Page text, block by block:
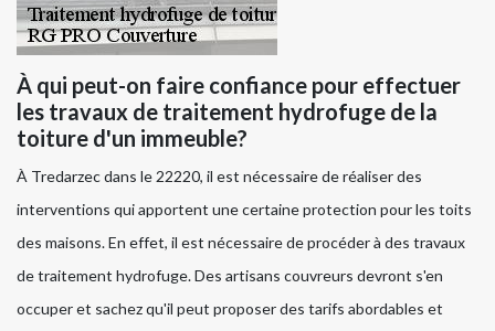
À qui peut-on faire confiance pour effectuer
les travaux de traitement hydrofuge de la
toiture d'un immeuble?
À Tredarzec dans le 22220, il est nécessaire de réaliser des
interventions qui apportent une certaine protection pour les toits
des maisons. En effet, il est nécessaire de procéder à des travaux
de traitement hydrofuge. Des artisans couvreurs devront s'en
occuper et sachez qu'il peut proposer des tarifs abordables et